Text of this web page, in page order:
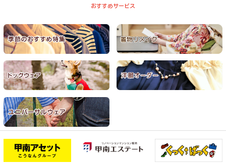
おすすめサービス